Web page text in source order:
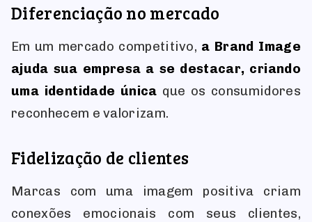
Diferenciação no mercado
Em um mercado competitivo, a Brand Image
ajuda sua empresa a se destacar, criando
uma identidade única que os consumidores
reconhecem e valorizam.
Fidelização de clientes
Marcas com uma imagem positiva criam
conexões emocionais com seus clientes,